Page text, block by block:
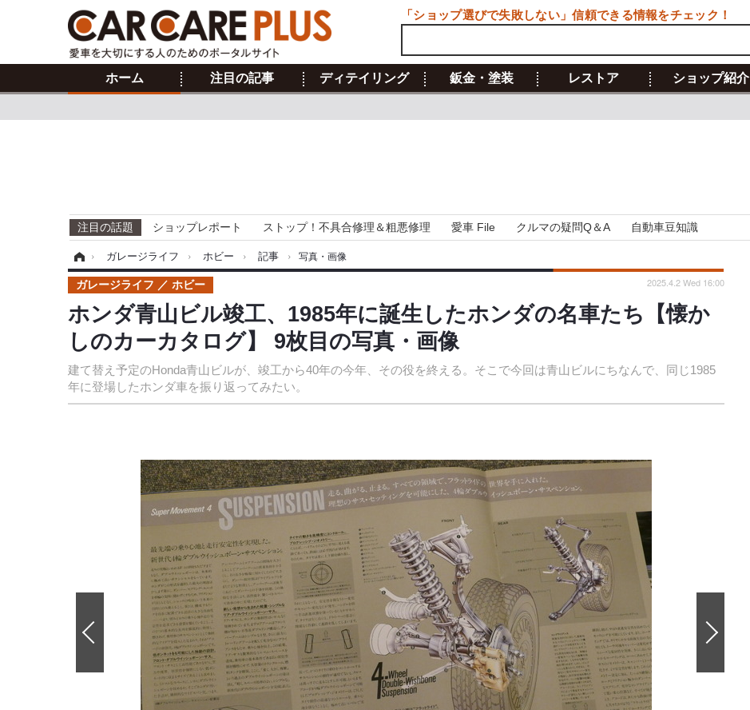
ホーム 注目の記事 ディテイリング 鈑金・塗装 レストア ショップ紹介
注目の話題 ショップレポート ストップ！不具合修理＆粗悪修理 愛車 File クルマの疑問Q＆A 自動車豆知識
› ガレージライフ › ホビー › 記事 › 写真・画像
ホンダ青山ビル竣工、1985年に誕生したホンダの名車たち【懐か
しのカーカタログ】 9枚目の写真・画像
建て替え予定のHonda青山ビルが、竣工から40年の今年、その役を終える。そこで今回は青山ビルにちなんで、同じ1985
年に登場したホンダ車を振り返ってみたい。
ガレージライフ ホビー 2025.4.2 Wed 16:00
「ショップ選びで失敗しない」信頼できる情報をチェック！